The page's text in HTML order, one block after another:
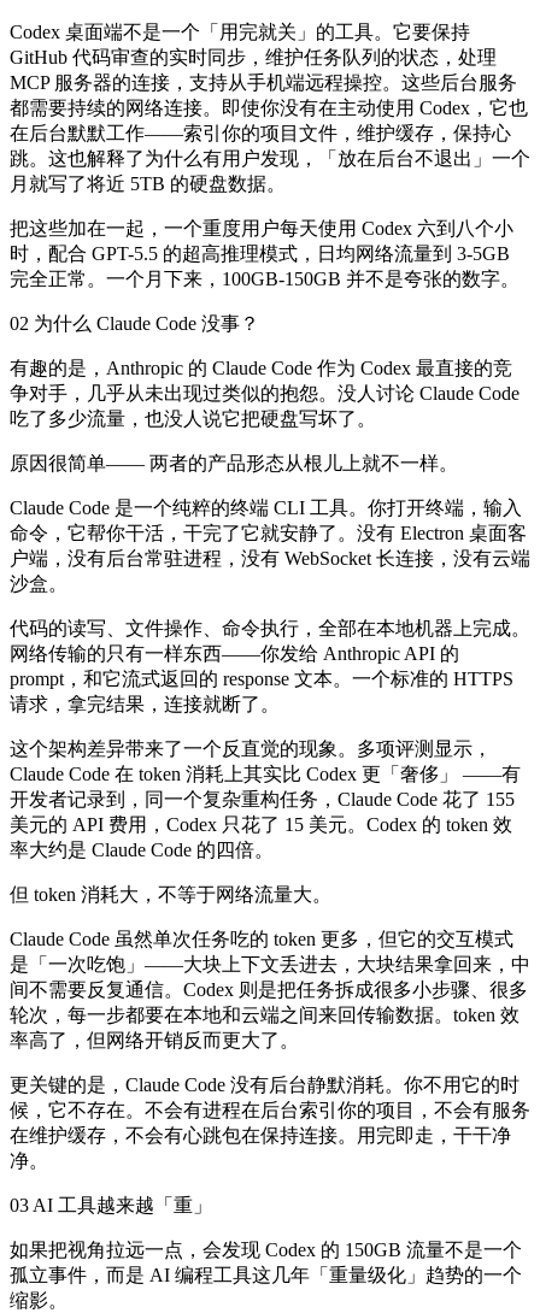
Codex 桌面端不是一个「用完就关」的工具。它要保持
GitHub 代码审查的实时同步，维护任务队列的状态，处理
MCP 服务器的连接，支持从手机端远程操控。这些后台服务
都需要持续的网络连接。即使你没有在主动使用 Codex，它也
在后台默默工作——索引你的项目文件，维护缓存，保持心
跳。这也解释了为什么有用户发现，「放在后台不退出」一个
月就写了将近 5TB 的硬盘数据。
把这些加在一起，一个重度用户每天使用 Codex 六到八个小
时，配合 GPT-5.5 的超高推理模式，日均网络流量到 3-5GB
完全正常。一个月下来，100GB-150GB 并不是夸张的数字。
02 为什么 Claude Code 没事？
有趣的是，Anthropic 的 Claude Code 作为 Codex 最直接的竞
争对手，几乎从未出现过类似的抱怨。没人讨论 Claude Code
吃了多少流量，也没人说它把硬盘写坏了。
原因很简单—— 两者的产品形态从根儿上就不一样。
Claude Code 是一个纯粹的终端 CLI 工具。你打开终端，输入
命令，它帮你干活，干完了它就安静了。没有 Electron 桌面客
户端，没有后台常驻进程，没有 WebSocket 长连接，没有云端
沙盒。
代码的读写、文件操作、命令执行，全部在本地机器上完成。
网络传输的只有一样东西——你发给 Anthropic API 的
prompt，和它流式返回的 response 文本。一个标准的 HTTPS
请求，拿完结果，连接就断了。
这个架构差异带来了一个反直觉的现象。多项评测显示，
Claude Code 在 token 消耗上其实比 Codex 更「奢侈」 ——有
开发者记录到，同一个复杂重构任务，Claude Code 花了 155
美元的 API 费用，Codex 只花了 15 美元。Codex 的 token 效
率大约是 Claude Code 的四倍。
但 token 消耗大，不等于网络流量大。
Claude Code 虽然单次任务吃的 token 更多，但它的交互模式
是「一次吃饱」——大块上下文丢进去，大块结果拿回来，中
间不需要反复通信。Codex 则是把任务拆成很多小步骤、很多
轮次，每一步都要在本地和云端之间来回传输数据。token 效
率高了，但网络开销反而更大了。
更关键的是，Claude Code 没有后台静默消耗。你不用它的时
候，它不存在。不会有进程在后台索引你的项目，不会有服务
在维护缓存，不会有心跳包在保持连接。用完即走，干干净
净。
03 AI 工具越来越「重」
如果把视角拉远一点，会发现 Codex 的 150GB 流量不是一个
孤立事件，而是 AI 编程工具这几年「重量级化」趋势的一个
缩影。